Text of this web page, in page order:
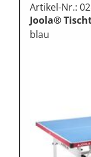
Artikel-Nr.:
Joola®
blau